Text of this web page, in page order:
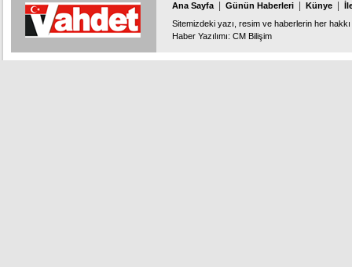
Ana Sayfa Günün Haberleri Künye
Sitemizdeki yazı, resim ve haberlerin her
Haber Yazılımı: CM Bilişim